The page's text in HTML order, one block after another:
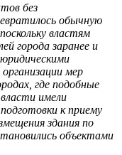
без
обычную
властям
города заранее и
мер
где подобные
имели
к приему
здания по
объектами